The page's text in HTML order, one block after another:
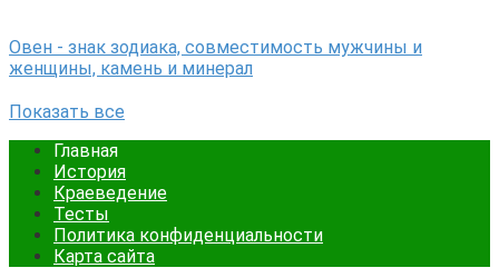
Овен - знак зодиака, совместимость мужчины и
женщины, камень и минерал
Показать все
Главная
История
Краеведение
Тесты
Политика конфиденциальности
Карта сайта